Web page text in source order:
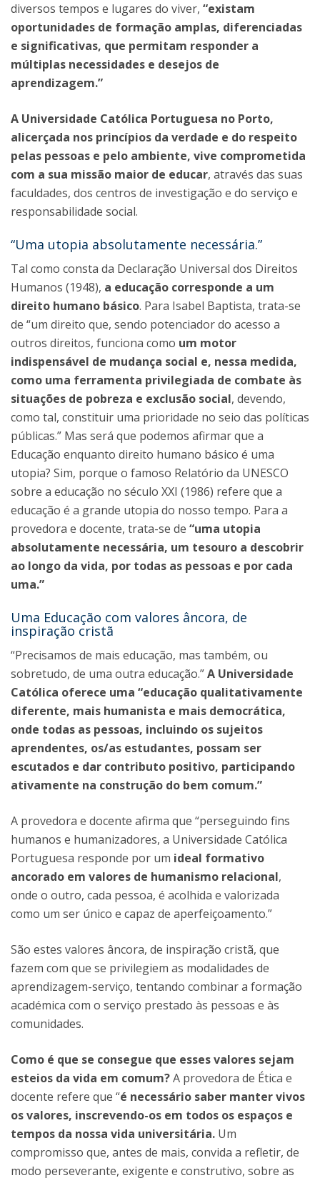
diversos tempos e lugares do viver, “existam
oportunidades de formação amplas, diferenciadas
e significativas, que permitam responder a
múltiplas necessidades e desejos de
aprendizagem.”
A Universidade Católica Portuguesa no Porto,
alicerçada nos princípios da verdade e do respeito
pelas pessoas e pelo ambiente, vive comprometida
com a sua missão maior de educar, através das suas
faculdades, dos centros de investigação e do serviço e
responsabilidade social.
“Uma utopia absolutamente necessária.”
Tal como consta da Declaração Universal dos Direitos
Humanos (1948), a educação corresponde a um
direito humano básico. Para Isabel Baptista, trata-se
de “um direito que, sendo potenciador do acesso a
outros direitos, funciona como um motor
indispensável de mudança social e, nessa medida,
como uma ferramenta privilegiada de combate às
situações de pobreza e exclusão social, devendo,
como tal, constituir uma prioridade no seio das políticas
públicas.” Mas será que podemos afirmar que a
Educação enquanto direito humano básico é uma
utopia? Sim, porque o famoso Relatório da UNESCO
sobre a educação no século XXI (1986) refere que a
educação é a grande utopia do nosso tempo. Para a
provedora e docente, trata-se de “uma utopia
absolutamente necessária, um tesouro a descobrir
ao longo da vida, por todas as pessoas e por cada
uma.”
Uma Educação com valores âncora, de
inspiração cristã
“Precisamos de mais educação, mas também, ou
sobretudo, de uma outra educação.”A Universidade
Católica oferece uma “educação qualitativamente
diferente, mais humanista e mais democrática,
onde todas as pessoas, incluindo os sujeitos
aprendentes, os/as estudantes, possam ser
escutados e dar contributo positivo, participando
ativamente na construção do bem comum.”
A provedora e docente afirma que “perseguindo fins
humanos e humanizadores, a Universidade Católica
Portuguesa responde por um ideal formativo
ancorado em valores de humanismo relacional,
onde o outro, cada pessoa, é acolhida e valorizada
como um ser único e capaz de aperfeiçoamento.”
São estes valores âncora, de inspiração cristã, que
fazem com que se privilegiem as modalidades de
aprendizagem-serviço, tentando combinar a formação
académica com o serviço prestado às pessoas e às
comunidades.
Como é que se consegue que esses valores sejam
esteios da vida em comum?A provedora de Ética e
docente refere que “é necessário saber manter vivos
os valores, inscrevendo-os em todos os espaços e
tempos da nossa vida universitária. Um
compromisso que, antes de mais, convida a refletir, de
modo perseverante, exigente e construtivo, sobre as